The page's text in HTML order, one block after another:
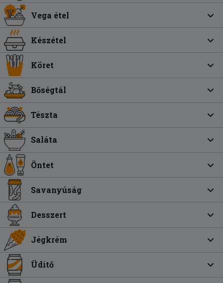
Vega étel
Készétel
Köret
Bőségtál
Tészta
Saláta
Öntet
Savanyúság
Desszert
Jégkrém
Üdítő